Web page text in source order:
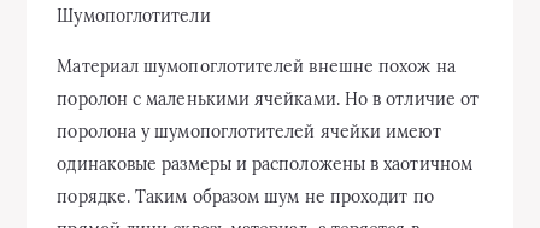
Шумопоглотители
Материал шумопоглотителей внешне похож на
поролон с маленькими ячейками. Но в отличие от
поролона у шумопоглотителей ячейки имеют
одинаковые размеры и расположены в хаотичном
порядке. Таким образом шум не проходит по